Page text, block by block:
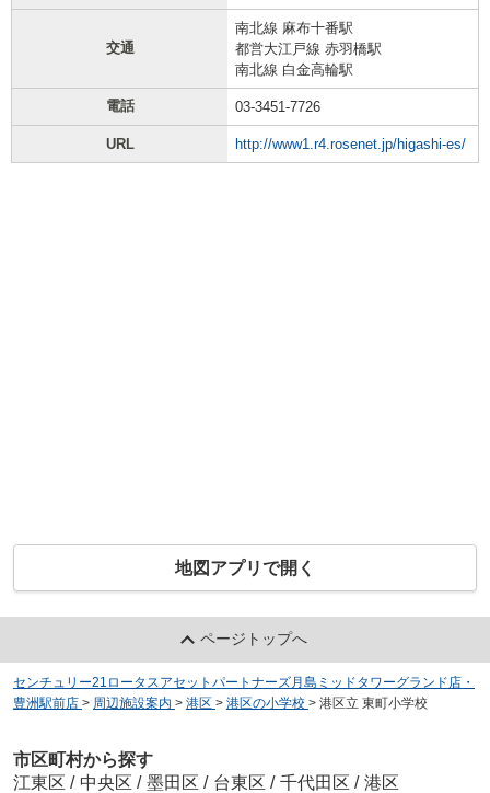
交通
南北線 麻布十番駅
都営大江戸線 赤羽橋駅
南北線 白金高輪駅
電話 03-3451-7726
URL http://www1.r4.rosenet.jp/higashi-es/
地図アプリで開く
ページトップへ
センチュリー21ロータスアセットパートナーズ月島ミッドタワーグランド店・
豊洲駅前店 > 周辺施設案内 > 港区 > 港区の小学校 > 港区立 東町小学校
市区町村から探す
江東区 / 中央区 / 墨田区 / 台東区 / 千代田区 / 港区